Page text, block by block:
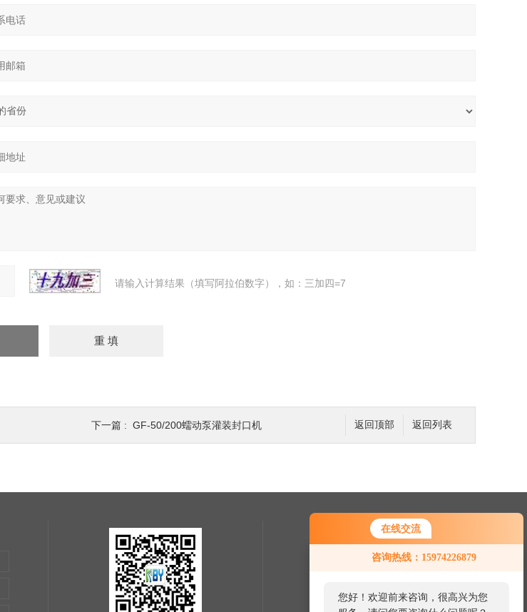
在线交流
咨询热线：15974226879
您好！欢迎前来咨询，很高兴为您
请输入计算结果（填写阿拉伯数字），如：三加四=7
返回列表
返回顶部
下一篇 : GF-50/200蠕动泵灌装封口机
联系我们
0731-84481792